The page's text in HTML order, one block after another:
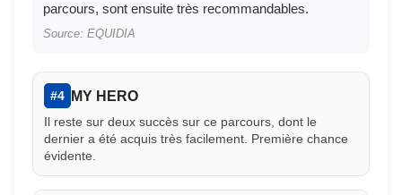
parcours, sont ensuite très recommandables.
Source: EQUIDIA
#4 MY HERO
Il reste sur deux succès sur ce parcours, dont le
dernier a été acquis très facilement. Première chance
évidente.